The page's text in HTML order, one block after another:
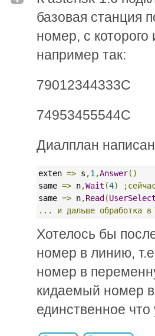
базовая станция
номер, с
например так:
79012344333C
74953455544C
Диалплан
exten => s ,1 ,Answer()
same => n,Wait (4)
same => n,Read(UserSelect
...
и дальше обработка в
Хотелось бы
номер в линию,
номер в
кидаемый номер
единственное